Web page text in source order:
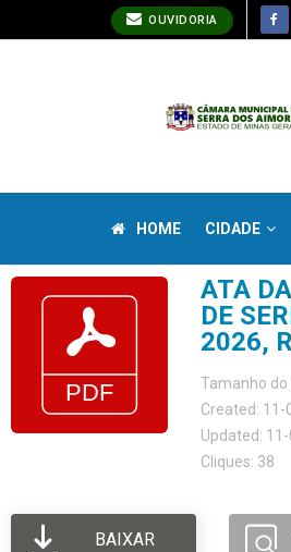
OUVIDORIA
HOME CIDADE
ATA
DE
2026,
Tamanho do
Created: 11-
Updated:
Cliques: 38
BAIXAR